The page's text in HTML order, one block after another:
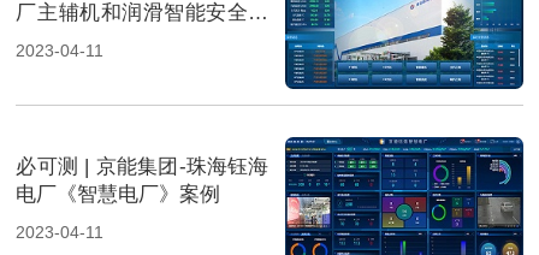
厂主辅机和润滑智能安全预
控系统案例
2023-04-11
必可测 | 京能集团-珠海钰海
电厂《智慧电厂》案例
2023-04-11